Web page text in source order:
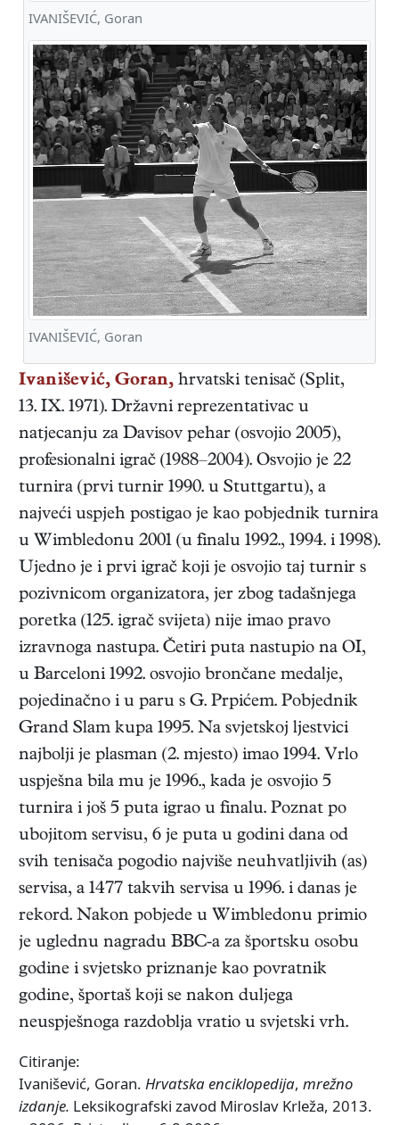
IVANIŠEVIĆ, Goran
IVANIŠEVIĆ, Goran
Ivanišević, Goran, hrvatski tenisač (Split,
13. IX. 1971). Državni reprezentativac u
natjecanju za Davisov pehar (osvojio 2005),
profesionalni igrač (1988–2004). Osvojio je 22
turnira (prvi turnir 1990. u Stuttgartu), a
najveći uspjeh postigao je kao pobjednik turnira
u Wimbledonu 2001 (u finalu 1992., 1994. i 1998).
Ujedno je i prvi igrač koji je osvojio taj turnir s
pozivnicom organizatora, jer zbog tadašnjega
poretka (125. igrač svijeta) nije imao pravo
izravnoga nastupa. Četiri puta nastupio na OI,
u Barceloni 1992. osvojio brončane medalje,
pojedinačno i u paru s G. Prpićem. Pobjednik
Grand Slam kupa 1995. Na svjetskoj ljestvici
najbolji je plasman (2. mjesto) imao 1994. Vrlo
uspješna bila mu je 1996., kada je osvojio 5
turnira i još 5 puta igrao u finalu. Poznat po
ubojitom servisu, 6 je puta u godini dana od
svih tenisača pogodio najviše neuhvatljivih (as)
servisa, a 1477 takvih servisa u 1996. i danas je
rekord. Nakon pobjede u Wimbledonu primio
je uglednu nagradu BBC-a za športsku osobu
godine i svjetsko priznanje kao povratnik
godine, športaš koji se nakon duljega
neuspješnoga razdoblja vratio u svjetski vrh.
Citiranje:
Ivanišević, Goran. Hrvatska enciklopedija, mrežno
izdanje. Leksikografski zavod Miroslav Krleža, 2013.